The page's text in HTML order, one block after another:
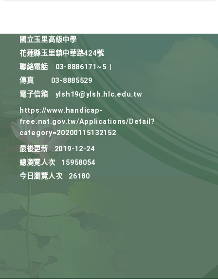
國立玉里高級中學
花蓮縣玉里鎮中華路424號
聯絡電話
03-8886171~5
傳真
03-8885529
電子信箱
ylsh19@ylsh.hlc.edu.tw
https://www.handicap-
free.nat.gov.tw/Applications/Detail?
category=20200115132152
最後更新
2019-12-24
總瀏覽人次
15958054
今日瀏覽人次
26180